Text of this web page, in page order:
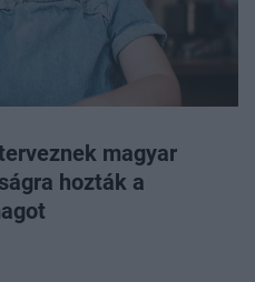
magyar
hozták a